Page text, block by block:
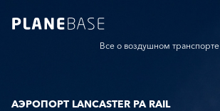
Все о воздушном транспорте
АЭРОПОРТ LANCASTER PA RAIL